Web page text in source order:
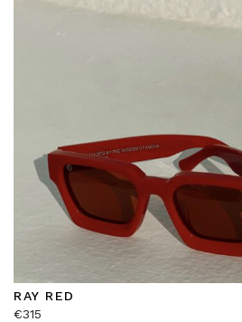
RAY RED
€315